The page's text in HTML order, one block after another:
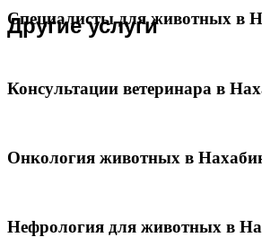
Другие услуги
Специалисты для животных в
Консультации ветеринара в
Онкология животных в
Нефрология для животных в